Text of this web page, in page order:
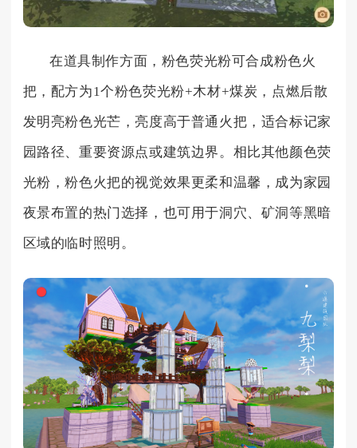
在道具制作方面，粉色荧光粉可合成粉色火
把，配方为1个粉色荧光粉+木材+煤炭，点燃后散
发明亮粉色光芒，亮度高于普通火把，适合标记家
园路径、重要资源点或建筑边界。相比其他颜色荧
光粉，粉色火把的视觉效果更柔和温馨，成为家园
夜景布置的热门选择，也可用于洞穴、矿洞等黑暗
区域的临时照明。